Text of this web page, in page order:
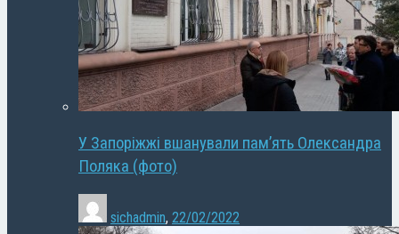
У Запоріжжі вшанували пам’ять Олександра
Поляка (фото)
sichadmin, 22/02/2022